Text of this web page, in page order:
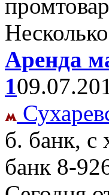
Аренда
1
б. банк, с
банк 8-